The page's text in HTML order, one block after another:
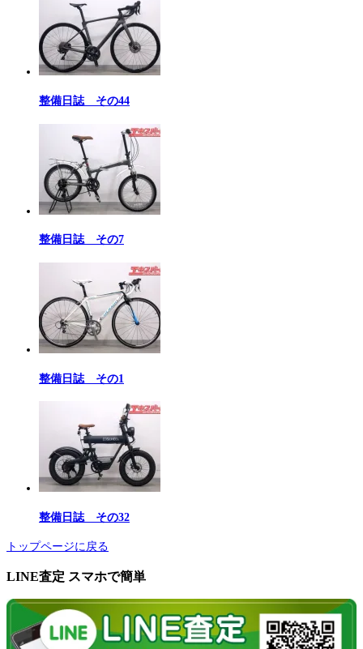
整備日誌 その44
整備日誌 その7
整備日誌 その1
整備日誌 その32
トップページに戻る
LINE査定 スマホで簡単